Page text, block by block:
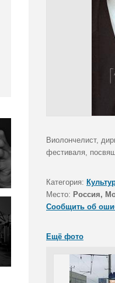
Виолончелист,
фестиваля,
Категория:
Место: Россия,
Сообщить об
Ещё фото